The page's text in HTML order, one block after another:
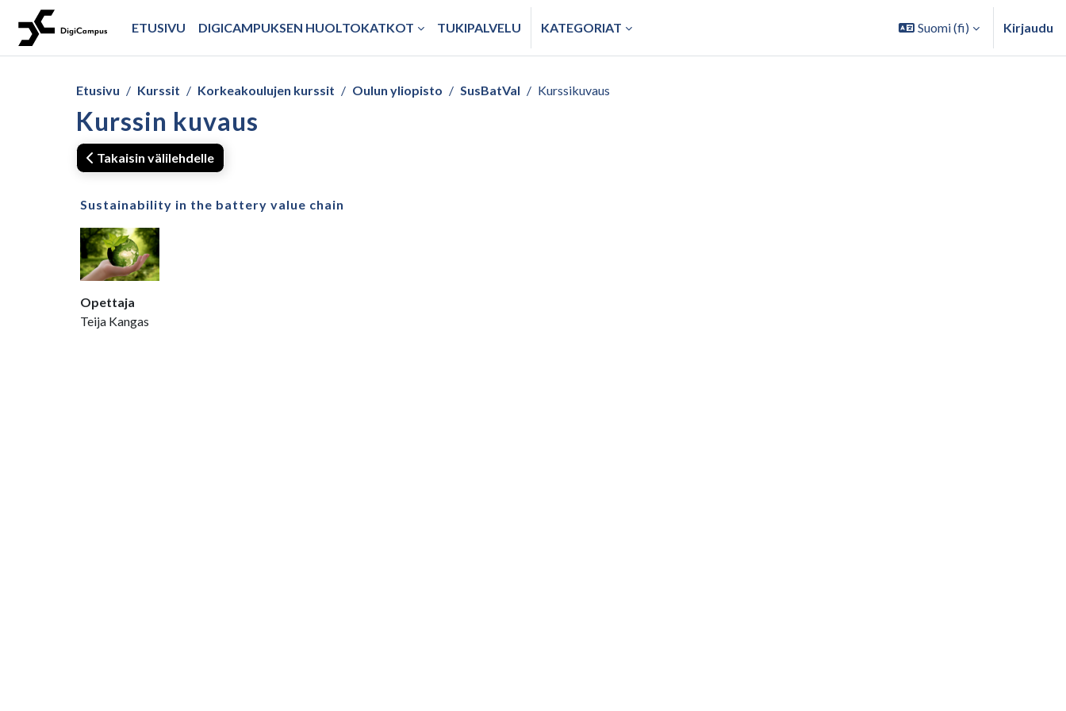
Siirry pääsisältöön
ETUSIVU
DIGICAMPUKSEN HUOLTOKATKOT TUKIPALVELU KATEGORIAT Suomi ‎(fi)‎ Kirjaudu
Etusivu Kurssit Korkeakoulujen kurssit Oulun yliopisto SusBatVal Kurssikuvaus
Kurssin kuvaus
Takaisin välilehdelle
Sustainability in the battery value chain
Opettaja
Teija Kangas